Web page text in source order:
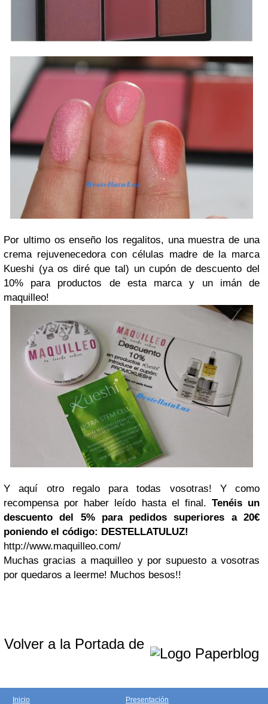
Por ultimo os enseño los regalitos, una muestra de una
crema rejuvenecedora con células madre de la marca
Kueshi (ya os diré que tal) un cupón de descuento del
10% para productos de esta marca y un imán de
maquilleo!
Y aquí otro regalo para todas vosotras! Y como
recompensa por haber leído hasta el final. Tenéis un
descuento del 5% para pedidos superiores a 20€
poniendo el código: DESTELLATULUZ!
http://www.maquilleo.com/
Muchas gracias a maquilleo y por supuesto a vosotras
por quedaros a leerme! Muchos besos!!
Volver a la Portada de
Inicio Presentación